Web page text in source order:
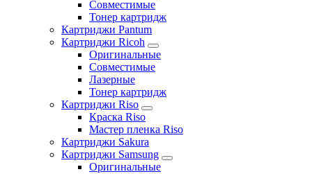
Совместимые
Тонер картридж
Картриджи Pantum
Картриджи Ricoh
Оригинальные
Совместимые
Лазерные
Тонер картридж
Картриджи Riso
Краска Riso
Мастер пленка Riso
Картриджи Sakura
Картриджи Samsung
Оригинальные